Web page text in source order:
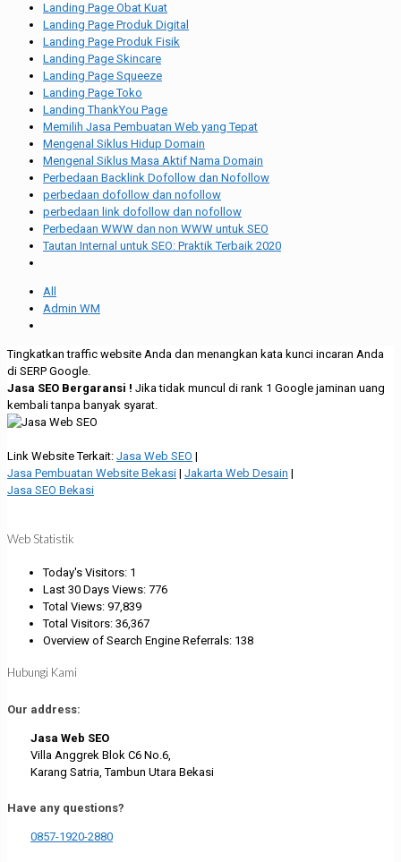
Landing Page Obat Kuat
Landing Page Produk Digital
Landing Page Produk Fisik
Landing Page Skincare
Landing Page Squeeze
Landing Page Toko
Landing ThankYou Page
Memilih Jasa Pembuatan Web yang Tepat
Mengenal Siklus Hidup Domain
Mengenal Siklus Masa Aktif Nama Domain
Perbedaan Backlink Dofollow dan Nofollow
perbedaan dofollow dan nofollow
perbedaan link dofollow dan nofollow
Perbedaan WWW dan non WWW untuk SEO
Tautan Internal untuk SEO: Praktik Terbaik 2020
All
Admin WM
Tingkatkan traffic website Anda dan menangkan kata kunci incaran Anda
di SERP Google.
Jasa SEO Bergaransi ! Jika tidak muncul di rank 1 Google jaminan uang
kembali tanpa banyak syarat.
Link Website Terkait: Jasa Web SEO |
Jasa Pembuatan Website Bekasi | Jakarta Web Desain |
Jasa SEO Bekasi
Web Statistik
Today's Visitors: 1
Last 30 Days Views: 776
Total Views: 97,839
Total Visitors: 36,367
Overview of Search Engine Referrals: 138
Hubungi Kami
Our address:
Jasa Web SEO
Villa Anggrek Blok C6 No.6,
Karang Satria, Tambun Utara Bekasi
Have any questions?
0857-1920-2880